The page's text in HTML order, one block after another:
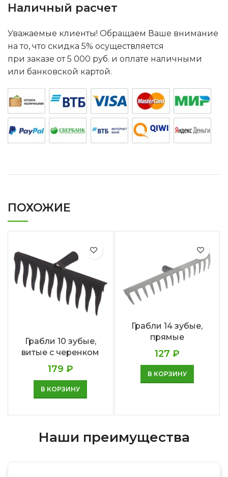
Наличный расчет
Уважаемые клиенты! Обращаем Ваше внимание
на то, что скидка 5% осуществляется
при заказе от 5 000 руб. и оплате наличными
или банковской картой.
ПОХОЖИЕ
Грабли 10 зубые,
витые с черенком
179 ₽
В КОРЗИНУ
Грабли 14 зубые,
прямые
127 ₽
В КОРЗИНУ
Наши преимущества